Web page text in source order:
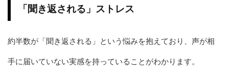
「聞き返される」ストレス
約半数が「聞き返される」という悩みを抱えており、声が相
手に届いていない実感を持っていることがわかります。